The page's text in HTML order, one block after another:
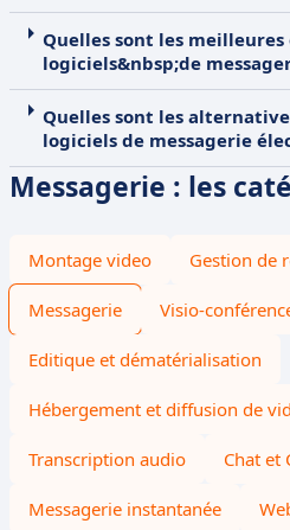
Quelles sont les
logiciels&nbsp;de
Quelles sont les
logiciels de messagerie
Messagerie : les
Montage video Gestion de
Messagerie Visio-
Editique et dématérialisation
Hébergement et diffusion de
Transcription audio Chat et
Messagerie instantanée